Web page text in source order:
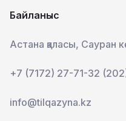
Байланыс
Астана қаласы, Сауран
+7 (7172) 27-71-32
info@tilqazyna.kz